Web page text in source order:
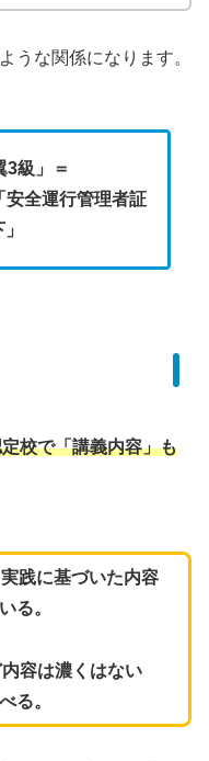
うな関係になります。
3級」＝
全運行管理者証
校で「講義内容」も
践に基づいた内容
る。
容は濃くはない
る。